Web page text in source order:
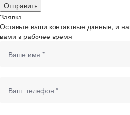
Заявка
Оставьте ваши контактные данные, и
вами в рабочее время